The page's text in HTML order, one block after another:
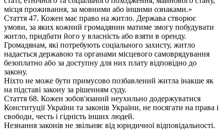
місця проживання, за мовними або іншими ознаками.»
Стаття 47. Кожен має право на житло. Держава створює
умови, за яких кожний громадянин матиме змогу побудувати
житло, придбати його у власність або взяти в оренду.
Громадянам, які потребують соціального захисту, житло
надається державою та органами місцевого самоврядування
безоплатно або за доступну для них плату відповідно до
закону.
Ніхто не може бути примусово позбавлений житла інакше як
на підставі закону за рішенням суду.
Стаття 68. Кожен зобов'язаний неухильно додержуватися
Конституції України та законів України, не посягати на права і
свободи, честь і гідність інших людей.
Незнання законів не звільняє від юридичної відповідальності.